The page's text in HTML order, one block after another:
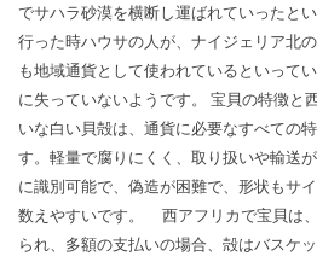
でサハラ砂漠を横断し運ばれていったと
行った時ハウサの人が、ナイジェリア北
も地域通貨として使われているといって
に失っていないようです。 宝貝の特徴と
いな白い貝殻は、通貨に必要なすべての
す。軽量で腐りにくく、取り扱いや輸送
に識別可能で、偽造が困難で、形状もサ
数えやすいです。 西アフリカで宝貝は
られ、多額の支払いの場合、殻はバスケ